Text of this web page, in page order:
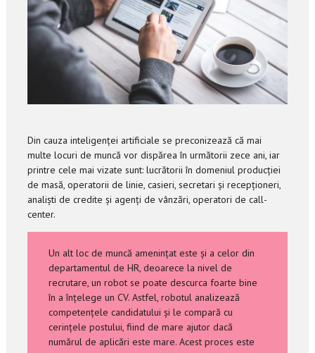
Din cauza inteligenței artificiale se preconizează că mai
multe locuri de muncă vor dispărea în următorii zece ani, iar
printre cele mai vizate sunt: lucrătorii în domeniul producției
de masă, operatorii de linie, casieri, secretari și recepționeri,
analiști de credite și agenți de vânzări, operatori de call-
center.
Un alt loc de muncă amenințat este și a celor din
departamentul de HR, deoarece la nivel de
recrutare, un robot se poate descurca foarte bine
în a înțelege un CV. Astfel, robotul analizează
competențele candidatului și le compară cu
cerințele postului, fiind de mare ajutor dacă
numărul de aplicări este mare. Acest proces este